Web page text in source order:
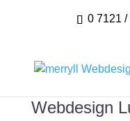
0 7121
Webdesign